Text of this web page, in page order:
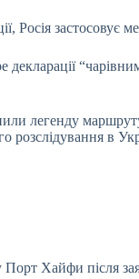
застосовує
декларації
легенду
в
Порт Хайфи після